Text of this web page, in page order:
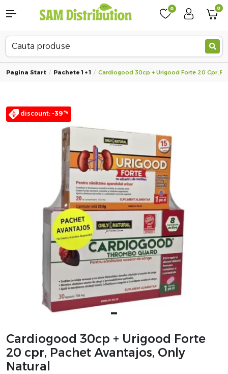
0 0
Pagina Start Pachete 1 + 1 Cardiogood 30cp + Urigood Forte 20 Cpr,
discount: -39%
Cardiogood 30cp + Urigood Forte
20 cpr, Pachet Avantajos, Only
Natural